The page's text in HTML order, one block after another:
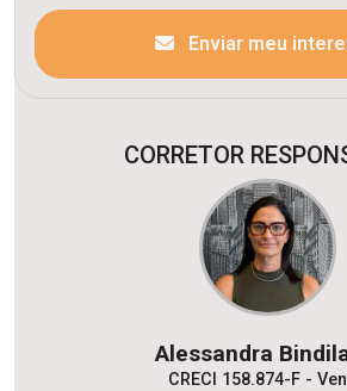
Enviar meu
CORRETOR
Alessandra
CRECI 158.874-F -